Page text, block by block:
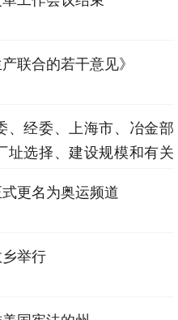
联合的若干意见》
、经委、上海市、冶金部
址选择、建设规模和有关
更名为奥运频道
举行